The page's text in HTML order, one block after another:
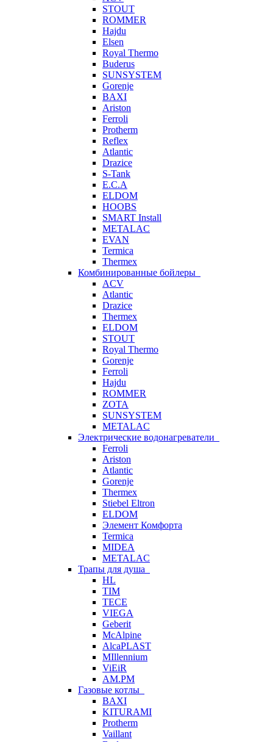
STOUT
ROMMER
Hajdu
Elsen
Royal Thermo
Buderus
SUNSYSTEM
Gorenje
BAXI
Ariston
Ferroli
Protherm
Reflex
Atlantic
Drazice
S-Tank
E.C.A
ELDOM
HOOBS
SMART Install
METALAC
EVAN
Termica
Thermex
Комбинированные бойлеры
ACV
Atlantic
Drazice
Thermex
ELDOM
STOUT
Royal Thermo
Gorenje
Ferroli
Hajdu
ROMMER
ZOTA
SUNSYSTEM
METALAC
Электрические водонагреватели
Ferroli
Ariston
Atlantic
Gorenje
Thermex
Stiebel Eltron
ELDOM
Элемент Комфорта
Termica
MIDEA
METALAC
Трапы для душа
HL
TIM
TECE
VIEGA
Geberit
McAlpine
AlcaPLAST
MIllennium
ViEiR
AM.PM
Газовые котлы
BAXI
KITURAMI
Protherm
Vaillant